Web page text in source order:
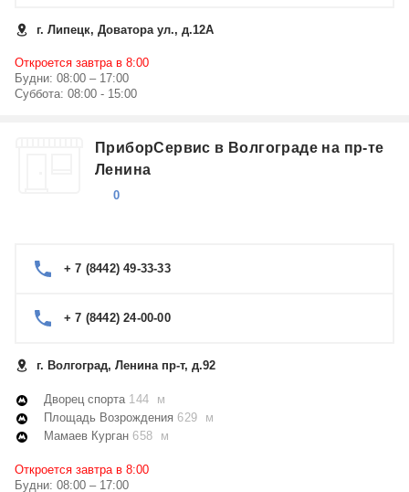
г. Липецк, Доватора ул., д.12А
Откроется завтра в 8:00
Будни: 08:00 – 17:00
Суббота: 08:00 - 15:00
ПриборСервис в Волгограде на пр-те
Ленина
0
+ 7 (8442) 49-33-33
+ 7 (8442) 24-00-00
г. Волгоград, Ленина пр-т, д.92
Дворец спорта144 м
Площадь Возрождения 629 м
Мамаев Курган 658 м
Откроется завтра в 8:00
Будни: 08:00 – 17:00